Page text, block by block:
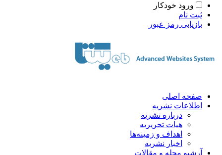
ورود خودکار
ثبت نام
بازیابی رمز عبور
صفحه اصلی
اطلاعات نشریه
درباره نشریه
هیات تحریریه
اهداف و زمینه‌ها
اخبار نشریه
آرشیو مجله و مقالات